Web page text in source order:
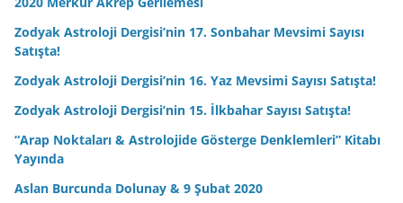
Zodyak Astroloji Dergisi’nin 17. Sonbahar Mevsimi Sayısı
Satışta!
Zodyak Astroloji Dergisi’nin 16. Yaz Mevsimi Sayısı Satışta!
Zodyak Astroloji Dergisi’nin 15. İlkbahar Sayısı Satışta!
“Arap Noktaları & Astrolojide Gösterge Denklemleri” Kitabı
Yayında
Aslan Burcunda Dolunay & 9 Şubat 2020